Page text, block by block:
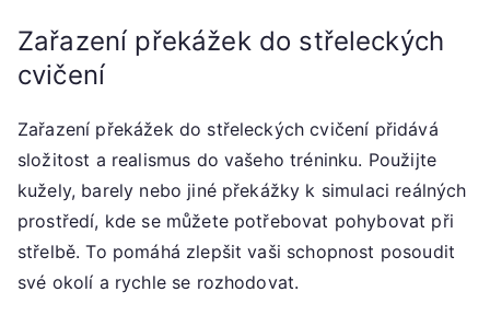
Zařazení překážek do střeleckých
cvičení
Zařazení překážek do střeleckých cvičení přidává
složitost a realismus do vašeho tréninku. Použijte
kužely, barely nebo jiné překážky k simulaci reálných
prostředí, kde se můžete potřebovat pohybovat při
střelbě. To pomáhá zlepšit vaši schopnost posoudit
své okolí a rychle se rozhodovat.